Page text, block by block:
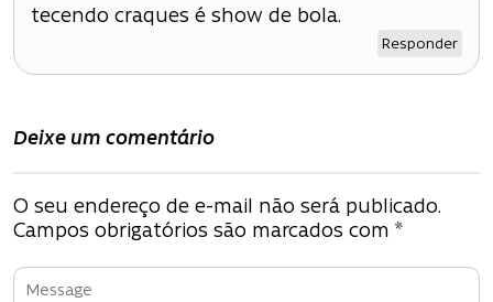
ç
ã
d
e
P
o
tecendo craques é show de bola.
Responder
Deixe um comentário
O seu endereço de e-mail não será publicado.
Campos obrigatórios são marcados com *